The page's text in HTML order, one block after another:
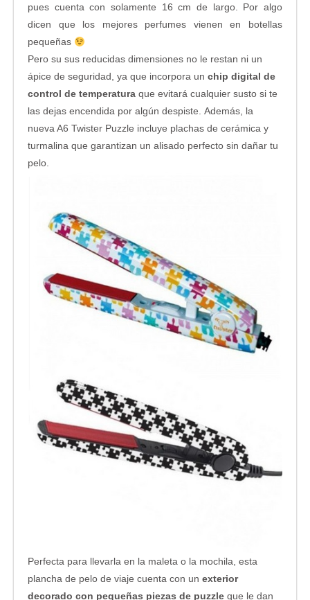
pues cuenta con solamente 16 cm de largo. Por algo
dicen que los mejores perfumes vienen en botellas
pequeñas
Pero su sus reducidas dimensiones no le restan ni un
ápice de seguridad, ya que incorpora un chip digital de
control de temperatura que evitará cualquier susto si te
las dejas encendida por algún despiste. Además, la
nueva A6 Twister Puzzle incluye plachas de cerámica y
turmalina que garantizan un alisado perfecto sin dañar tu
pelo.
Perfecta para llevarla en la maleta o la mochila, esta
plancha de pelo de viaje cuenta con un exterior
decorado con pequeñas piezas de puzzle que le dan